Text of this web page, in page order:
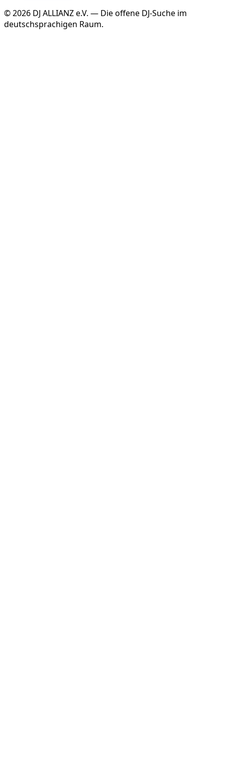
©2026 DJ ALLIANZ e.V. — Die offene DJ-Suche im
deutschsprachigen Raum.